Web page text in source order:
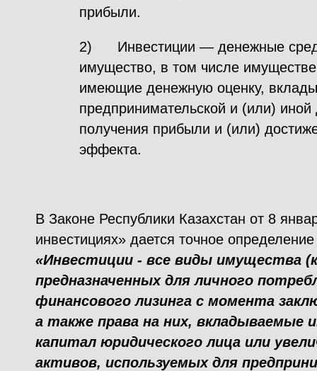
прибыли.
2) Инвестиции — денежные
имущество, в том числе
имеющие денежную оценку,
предпринимательской и (или) иной
получения прибыли и (или)
эффекта.
В Законе Республики Казахстан от 8
инвестициях» дается точное
«Инвестиции - все виды имущества
предназначенных для личного
финансового лизинга с момента
а также права на них, вкладываемые
капитал юридического лица или
активов, используемых для